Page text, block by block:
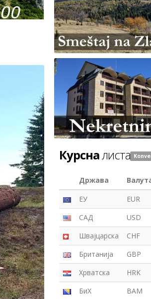
Курсналиста
Држава
ЕУ
EUR
САД
USD
Швајцарска
CHF
Британија
GBP
Хрватска
HRK
БиХ
BAM